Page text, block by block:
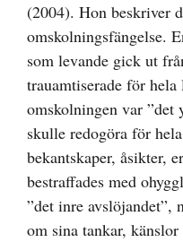
(2004). Hon beskriver
omskolningsfängelse.
som levande gick ut
trauamtiserade för
omskolningen var ”det
skulle redogöra för
bekantskaper, åsikter,
bestraffades med
”det inre avslöjandet”,
om sina tankar,